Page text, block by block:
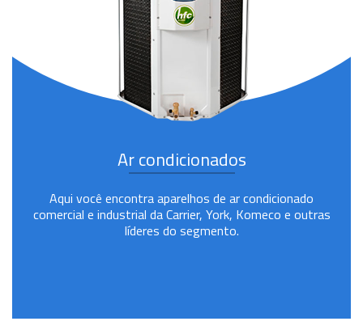
Ar condicionados
Aqui você encontra aparelhos de ar condicionado
comercial e industrial da Carrier, York, Komeco e outras
líderes do segmento.